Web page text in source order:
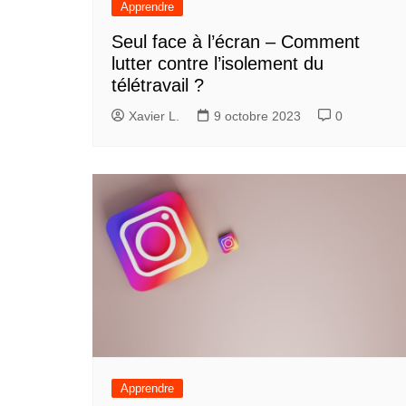
Apprendre
Seul face à l’écran – Comment
lutter contre l’isolement du
télétravail ?
Xavier L. 9 octobre 2023 0
Apprendre